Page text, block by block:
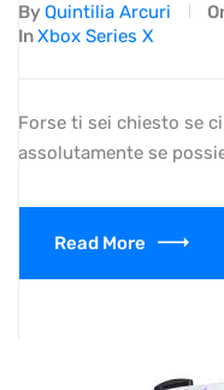
By Quintilia Arcuri
InXbox Series X
Forse ti sei chiesto se
assolutamente se
Read More